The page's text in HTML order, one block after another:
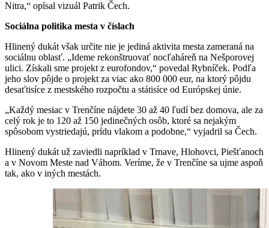
Nitra,“ opísal vizuál Patrik Čech.
Sociálna politika mesta v číslach
Hlinený dukát však určite nie je jediná aktivita mesta zameraná na
sociálnu oblasť. „Ideme rekonštruovať nocľaháreň na Nešporovej
ulici. Získali sme projekt z eurofondov,“ povedal Rybníček. Podľa
jeho slov pôjde o projekt za viac ako 800 000 eur, na ktorý pôjdu
desaťtisíce z mestského rozpočtu a státisíce od Európskej únie.
„Každý mesiac v Trenčíne nájdete 30 až 40 ľudí bez domova, ale za
celý rok je to 120 až 150 jedinečných osôb, ktoré sa nejakým
spôsobom vystriedajú, prídu vlakom a podobne,“ vyjadril sa Čech.
Hlinený dukát už zaviedli napríklad v Trnave, Hlohovci, Piešťanoch
a v Novom Meste nad Váhom. Veríme, že v Trenčíne sa ujme aspoň
tak, ako v iných mestách.